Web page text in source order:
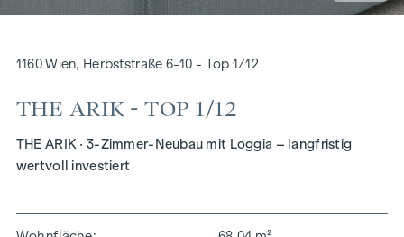
1160 Wien, Herbststraße 6-10 - Top 1/12
THE ARIK - TOP 1/12
THE ARIK · 3-Zimmer-Neubau mit Loggia – langfristig
wertvoll investiert